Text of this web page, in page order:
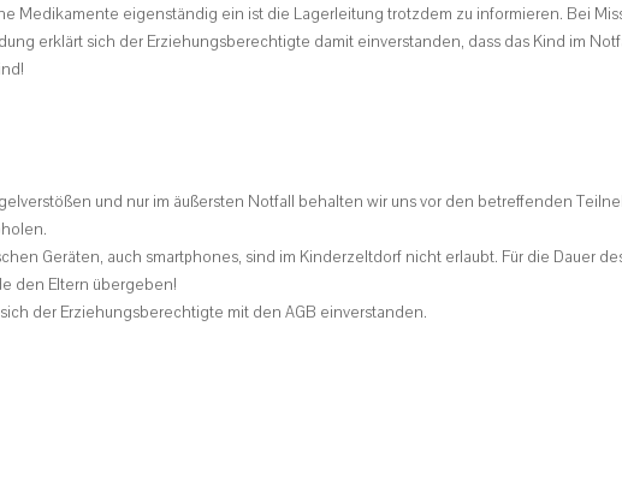
Medikamente eigenständig ein ist die Lagerleitung trotzdem zu informieren. Bei
erklärt sich der Erziehungsberechtigte damit einverstanden, dass das Kind im
und nur im äußersten Notfall behalten wir uns vor den betreffenden
Geräten, auch smartphones, sind im Kinderzeltdorf nicht erlaubt. Für die Dauer
den Eltern übergeben!
der Erziehungsberechtigte mit den AGB einverstanden.